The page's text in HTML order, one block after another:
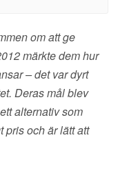
om att ge
märkte dem hur
– det var dyrt
Deras mål blev
alternativ som
pris och är lätt att